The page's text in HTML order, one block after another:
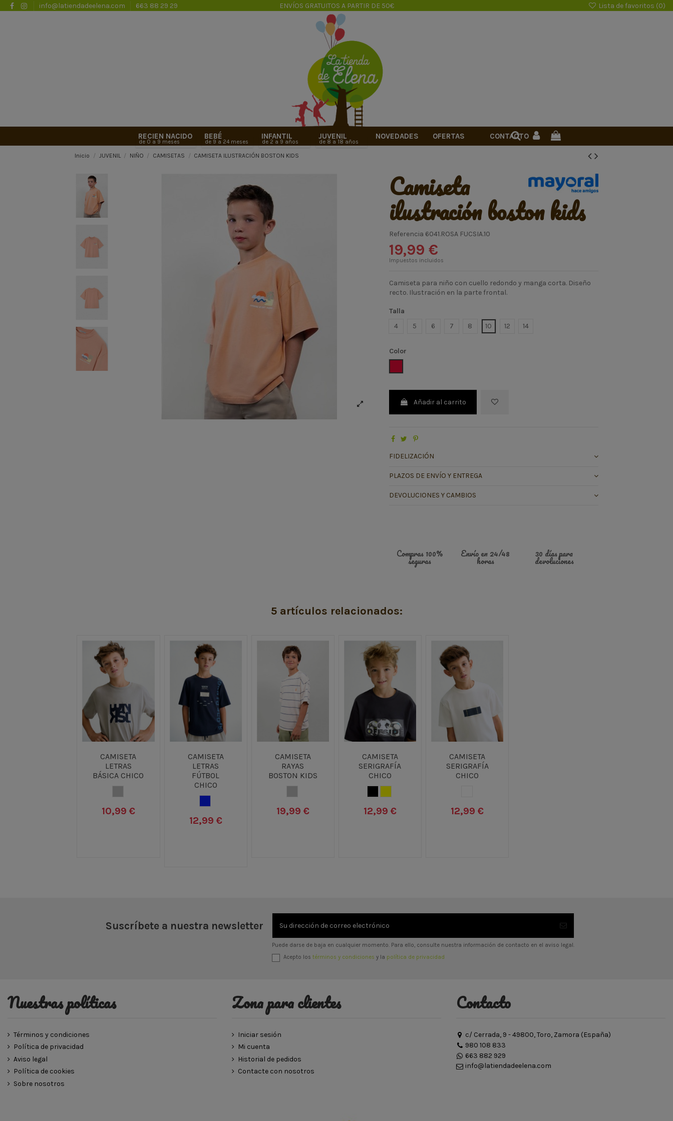
info@latiendadeelena.com 663 88 29 29 ENVÍOS GRATUITOS A PARTIR DE 50€ Lista de favoritos (0)
RECIEN NACIDO
de 0 a 9 meses
BEBÉ
de 9 a 24 meses
INFANTIL
de 2 a 9 años
JUVENIL
de 8 a 18 años
NOVEDADES OFERTAS CONTACTO
Inicio JUVENIL NIÑO CAMISETAS CAMISETA ILUSTRACIÓN BOSTON KIDS
camiseta
ilustración boston kids
Referencia 6041.ROSA FUCSIA.10
19,99 €
Impuestos incluidos
Camiseta para niño con cuello redondo y manga corta. Diseño
recto. Ilustración en la parte frontal.
Talla
4
5 6 7 8 10 12 14
Color
Añadir al carrito
FIDELIZACIÓN
PLAZOS DE ENVÍO Y ENTREGA
DEVOLUCIONES Y CAMBIOS
Compras 100%
seguras
Envío en 24/48
horas
30 días para
devoluciones
5 artículos relacionados:
CAMISETA
LETRAS
BÁSICA CHICO
10,99 €
CAMISETA
LETRAS
FÚTBOL
CHICO
12,99 €
CAMISETA
RAYAS
BOSTON KIDS
19,99 €
CAMISETA
SERIGRAFÍA
CHICO
12,99 €
CAMISETA
SERIGRAFÍA
CHICO
12,99 €
Suscríbete a nuestra newsletter
Puede darse de baja en cualquier momento. Para ello, consulte nuestra información de contacto en el aviso legal.
Acepto los términos y condiciones y la política de privacidad
Nuestras políticas
Términos y condiciones
Política de privacidad
Aviso legal
Política de cookies
Sobre nosotros
Zona para clientes
Iniciar sesión
Mi cuenta
Historial de pedidos
Contacte con nosotros
Contacto
c/ Cerrada, 9 - 49800, Toro, Zamora (España)
980 108 833
663 882 929
info@latiendadeelena.com